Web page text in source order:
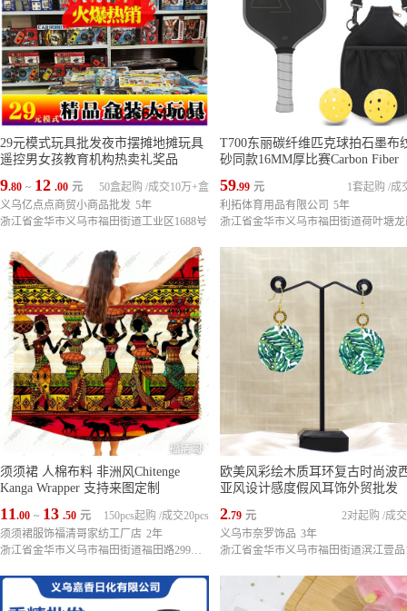
29元模式玩具批发夜市摆摊地摊玩具
遥控男女孩教育机构热卖礼奖品
9.80 ~ 12 .00 元 成交10万+盒
50盒起购 /
义乌亿点点商贸小商品批发 5年
浙江省金华市义乌市福田街道工业区1688号
T700东丽碳纤维匹克球拍石墨布
砂同款16MM厚比赛Carbon Fiber
59.99 元 成
1套起购 /
利拓体育用品有限公司 5年
须须裙 人棉布料 非洲风Chitenge
Kanga Wrapper 支持来图定制
11.00 ~ 13 .50 元 成交20pcs
150pcs起购 /
须须裙服饰福清哥家纺工厂店 2年
浙江省金华市义乌市福田街道福田路299号宝德商厦11楼1188号
欧美风彩绘木质耳环复古时尚波
亚风设计感度假风耳饰外贸批发
2.79 元 成
2对起购 /
义乌市奈罗饰品 3年